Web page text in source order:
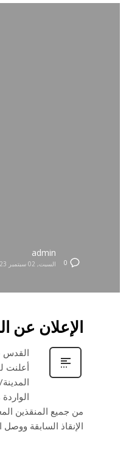
0
admin
السبت, 02 سبتمبر 2023
الإعلان عن
القدس
من جميع المنقذين
الإنقاذ السابقة